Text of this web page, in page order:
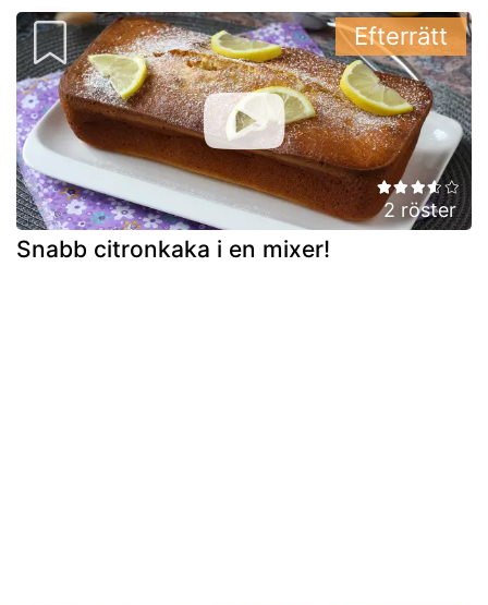
2 röster
Snabb citronkaka i en mixer!
Efterrätt